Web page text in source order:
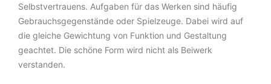
Selbstvertrauens. Aufgaben für das Werken sind häufig
Gebrauchsgegenstände oder Spielzeuge. Dabei wird auf
die gleiche Gewichtung von Funktion und Gestaltung
geachtet. Die schöne Form wird nicht als Beiwerk
verstanden.